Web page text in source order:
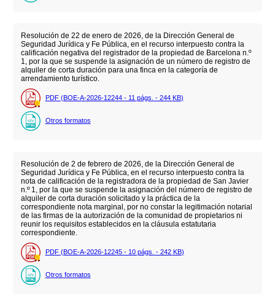
Resolución de 22 de enero de 2026, de la Dirección General de
Seguridad Jurídica y Fe Pública, en el recurso interpuesto contra la
calificación negativa del registrador de la propiedad de Barcelona n.º
1, por la que se suspende la asignación de un número de registro de
alquiler de corta duración para una finca en la categoría de
arrendamiento turístico.
PDF (BOE-A-2026-12244 - 11 págs. - 244 KB)
Otros formatos
Resolución de 2 de febrero de 2026, de la Dirección General de
Seguridad Jurídica y Fe Pública, en el recurso interpuesto contra la
nota de calificación de la registradora de la propiedad de San Javier
n.º 1, por la que se suspende la asignación del número de registro de
alquiler de corta duración solicitado y la práctica de la
correspondiente nota marginal, por no constar la legitimación notarial
de las firmas de la autorización de la comunidad de propietarios ni
reunir los requisitos establecidos en la cláusula estatutaria
correspondiente.
PDF (BOE-A-2026-12245 - 10 págs. - 242 KB)
Otros formatos